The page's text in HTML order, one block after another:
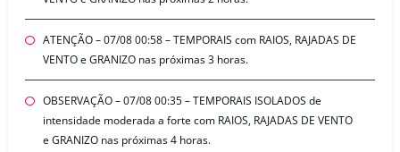
ATENÇÃO – 07/08 00:58 – TEMPORAIS com RAIOS, RAJADAS DE
VENTO e GRANIZO nas próximas 3 horas.
OBSERVAÇÃO – 07/08 00:35 – TEMPORAIS ISOLADOS de
intensidade moderada a forte com RAIOS, RAJADAS DE VENTO
e GRANIZO nas próximas 4 horas.